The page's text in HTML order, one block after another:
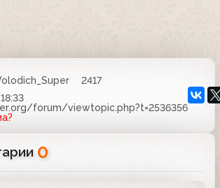
2417
forum/viewtopic.php?t=2536356
0